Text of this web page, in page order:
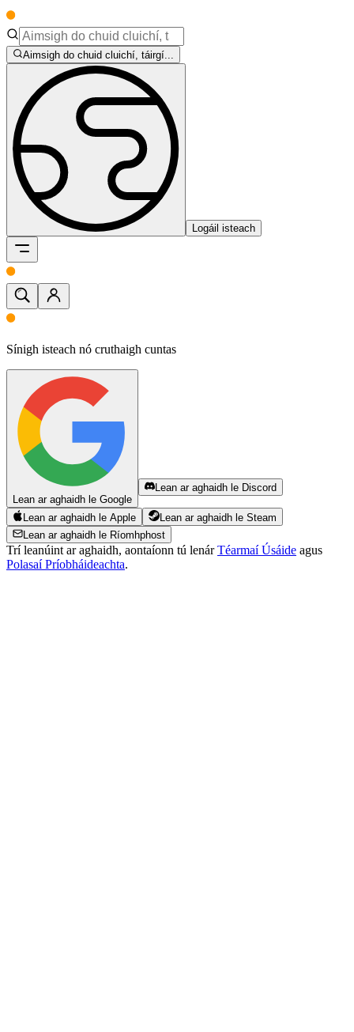
Aimsigh do chuid cluichí, táirgí...
Logáil isteach
Sínigh isteach nó cruthaigh cuntas
Lean ar aghaidh le Google
Lean ar aghaidh le Discord
Lean ar aghaidh le Apple
Lean ar aghaidh le Steam
Lean ar aghaidh le Ríomhphost
Trí leanúint ar aghaidh, aontaíonn tú lenárTéarmaí Úsáide agus
Polasaí Príobháideachta.